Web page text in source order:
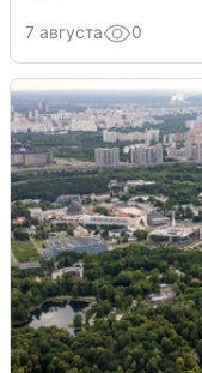
7 августа 0